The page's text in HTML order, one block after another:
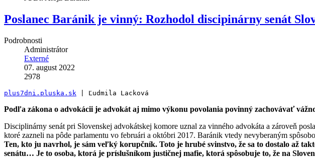
Poslanec Baránik je vinný: Rozhodol discipinárny senát
Podrobnosti
Administrátor
Externé
07. august 2022
2978
plus7dni.pluska.sk | Ľudmila Lacková
Podľa zákona o advokácii je advokát aj mimo výkonu povolania povinný zachovávať
Disciplinárny senát pri Slovenskej advokátskej komore uznal za vinného advokáta a zároveň
ktoré zazneli na pôde parlamentu vo februári a októbri 2017. Baránik vtedy nevyberaným
Ten, kto ju navrhol, je sám veľký korupčník. Toto je hrubé svinstvo, že sa to dostalo až
senátu… Je to osoba, ktorá je príslušníkom justičnej mafie, ktorá spôsobuje to, že na